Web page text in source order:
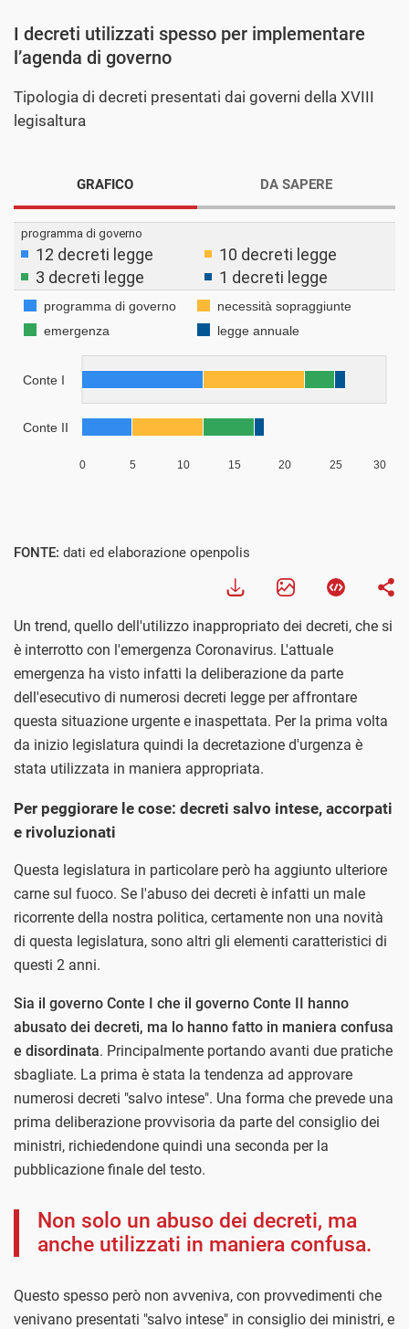
I decreti utilizzati spesso per implementare
l’agenda di governo
Tipologia di decreti presentati dai governi della XVIII
legisaltura
GRAFICO DA SAPERE
FONTE: dati ed elaborazione openpolis
Un trend, quello dell'utilizzo inappropriato dei decreti, che si
è interrotto con l'emergenza Coronavirus. L'attuale
emergenza ha visto infatti la deliberazione da parte
dell'esecutivo di numerosi decreti legge per affrontare
questa situazione urgente e inaspettata. Per la prima volta
da inizio legislatura quindi la decretazione d'urgenza è
stata utilizzata in maniera appropriata.
Per peggiorare le cose: decreti salvo intese, accorpati
e rivoluzionati
Questa legislatura in particolare però ha aggiunto ulteriore
carne sul fuoco. Se l'abuso dei decreti è infatti un male
ricorrente della nostra politica, certamente non una novità
di questa legislatura, sono altri gli elementi caratteristici di
questi 2 anni.
Sia il governo Conte I che il governo Conte II hanno
abusato dei decreti, ma lo hanno fatto in maniera confusa
e disordinata. Principalmente portando avanti due pratiche
sbagliate. La prima è stata la tendenza ad approvare
numerosi decreti "salvo intese". Una forma che prevede una
prima deliberazione provvisoria da parte del consiglio dei
ministri, richiedendone quindi una seconda per la
pubblicazione finale del testo.
Non solo un abuso dei decreti, ma
anche utilizzati in maniera confusa.
Questo spesso però non avveniva, con provvedimenti che
venivano presentati "salvo intese" in consiglio dei ministri, e